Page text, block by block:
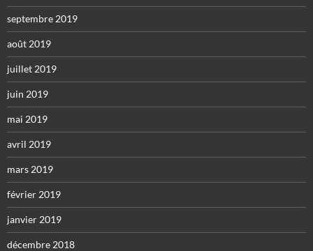
septembre 2019
août 2019
juillet 2019
juin 2019
mai 2019
avril 2019
mars 2019
février 2019
janvier 2019
décembre 2018